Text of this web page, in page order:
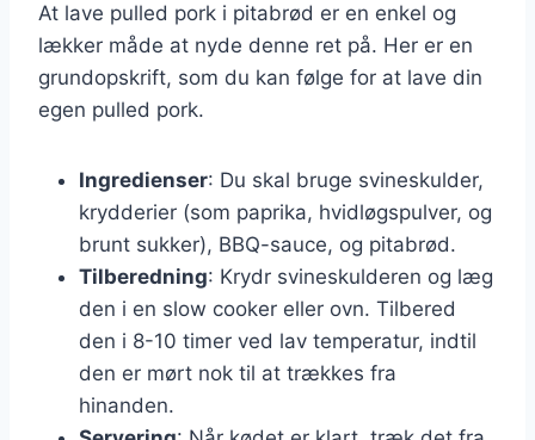
At lave pulled pork i pitabrød er en enkel og
lækker måde at nyde denne ret på. Her er en
grundopskrift, som du kan følge for at lave din
egen pulled pork.
Ingredienser: Du skal bruge svineskulder,
krydderier (som paprika, hvidløgspulver, og
brunt sukker), BBQ-sauce, og pitabrød.
Tilberedning: Krydr svineskulderen og læg
den i en slow cooker eller ovn. Tilbered
den i 8-10 timer ved lav temperatur, indtil
den er mørt nok til at trækkes fra
hinanden.